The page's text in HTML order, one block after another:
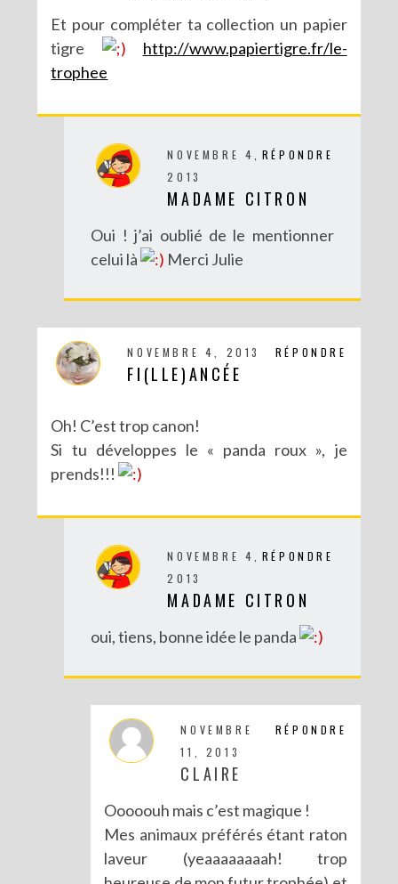
DIY : POTS À SUCCULENTES FURIEUSEMENT MARBRÉS (BATTLE #17)
DIY : UN COUCOU SUISSE DES TEMPS MODERNES
DIY MES CORBEILLES DE BUREAU DENTELLÉES
Et pour compléter ta collection un papier
tigre
http://www.papiertigre.fr/le-
trophee
RÉPONDRE
NOVEMBRE 4,
2013
MADAME CITRON
Oui ! j’ai oublié de le mentionner
celui là
Merci Julie
RÉPONDRE
NOVEMBRE 4, 2013
FI(LLE)ANCÉE
Oh! C’est trop canon!
Si tu développes le « panda roux », je
prends!!!
RÉPONDRE
NOVEMBRE 4,
2013
MADAME CITRON
oui, tiens, bonne idée le panda
RÉPONDRE
NOVEMBRE
11, 2013
CLAIRE
Ooooouh mais c’est magique !
Mes animaux préférés étant raton
laveur (yeaaaaaaaah! trop